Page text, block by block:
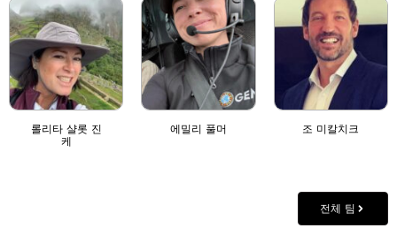
롤리타 샬롯 진
케
에밀리 풀머 조 미칼치크
전체 팀